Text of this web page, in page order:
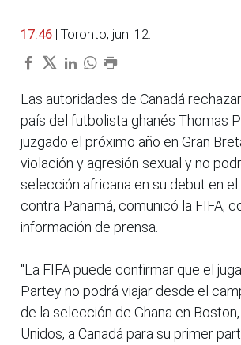
17:46 | Toronto, jun. 12.
Las autoridades de Canadá
país del futbolista ghanés Thomas
juzgado el próximo año en Gran
violación y agresión sexual y no
selección africana en su debut en
contra Panamá, comunicó la FIFA,
información de prensa.
"La FIFA puede confirmar que el
Partey no podrá viajar desde el
de la selección de Ghana en
Unidos, a Canadá para su primer